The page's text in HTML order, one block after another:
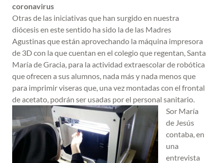
coronavirus
Otras de las iniciativas que han surgido en nuestra
diócesis en este sentido ha sido la de las Madres
Agustinas que están aprovechando la máquina impresora
de 3D con la que cuentan en el colegio que regentan, Santa
María de Gracia, para la actividad extraescolar de robótica
que ofrecen a sus alumnos, nada más y nada menos que
para imprimir viseras que, una vez montadas con el frontal
de acetato, podrán ser usadas por el personal sanitario.
Sor María
de Jesús
contaba, en
una
entrevista